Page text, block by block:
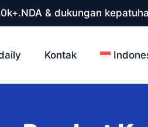
& dukungan
Kontak